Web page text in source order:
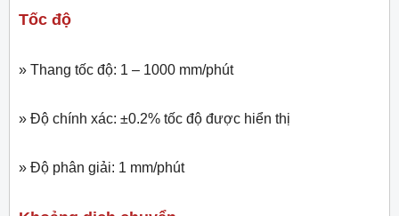
Tốc độ
» Thang tốc độ: 1 – 1000 mm/phút
» Độ chính xác: ±0.2% tốc độ được hiển thị
» Độ phân giải: 1 mm/phút